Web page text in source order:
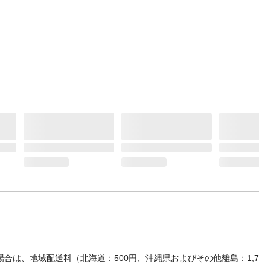
は、地域配送料（北海道：500円、沖縄県およびその他離島：